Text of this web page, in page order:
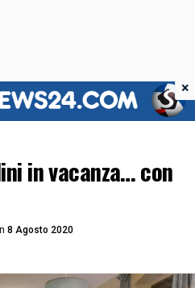
in vacanza… con
8 Agosto 2020
×